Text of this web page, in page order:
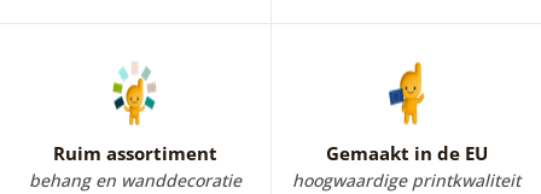
Ruim assortiment
behang en wanddecoratie
Gemaakt in de EU
hoogwaardige printkwaliteit